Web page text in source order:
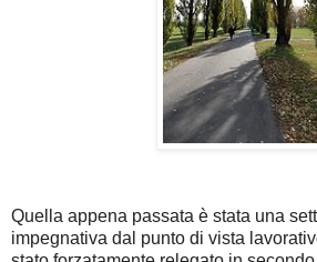
Quella appena passata è stata una
impegnativa dal punto di vista